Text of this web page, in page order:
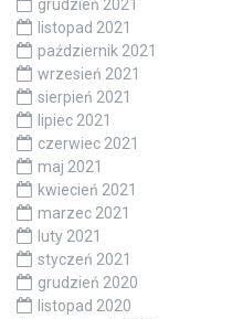
grudzień 2021
listopad 2021
październik 2021
wrzesień 2021
sierpień 2021
lipiec 2021
czerwiec 2021
maj 2021
kwiecień 2021
marzec 2021
luty 2021
styczeń 2021
grudzień 2020
listopad 2020